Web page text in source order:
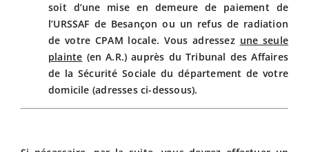
soit d’une mise en demeure de paiement de
l’URSSAF de Besançon ou un refus de radiation
de votre CPAM locale. Vous adressez une seule
plainte (en A.R.) auprès du Tribunal des Affaires
de la Sécurité Sociale du département de votre
domicile (adresses ci-dessous).